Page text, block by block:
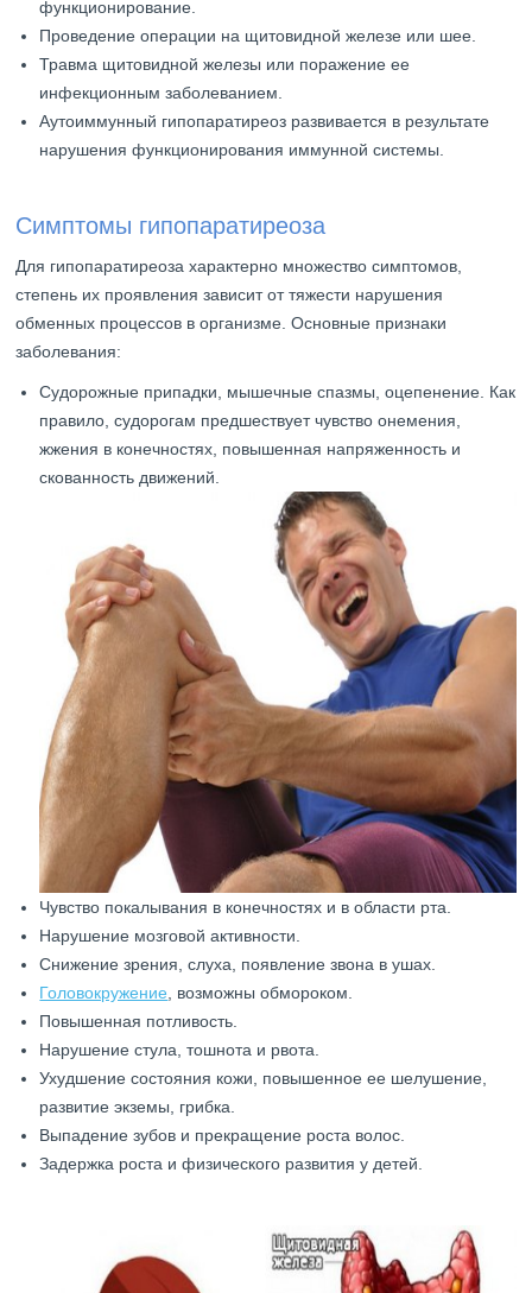
функционирование.
Проведение операции на щитовидной железе или шее.
Травма щитовидной железы или поражение ее
инфекционным заболеванием.
Аутоиммунный гипопаратиреоз развивается в результате
нарушения функционирования иммунной системы.
Симптомы гипопаратиреоза
Для гипопаратиреоза характерно множество симптомов,
степень их проявления зависит от тяжести нарушения
обменных процессов в организме. Основные признаки
заболевания:
Судорожные припадки, мышечные спазмы, оцепенение. Как
правило, судорогам предшествует чувство онемения,
жжения в конечностях, повышенная напряженность и
скованность движений.
Чувство покалывания в конечностях и в области рта.
Нарушение мозговой активности.
Снижение зрения, слуха, появление звона в ушах.
Головокружение , возможны обмороком.
Повышенная потливость.
Нарушение стула, тошнота и рвота.
Ухудшение состояния кожи, повышенное ее шелушение,
развитие экземы, грибка.
Выпадение зубов и прекращение роста волос.
Задержка роста и физического развития у детей.